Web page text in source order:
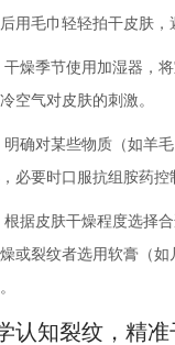
用毛巾轻轻拍干皮肤，
干燥季节使用加湿器，
空气对皮肤的刺激。
明确对某些物质（如羊
必要时口服抗组胺药控
根据皮肤干燥程度选择
或裂纹者选用软膏（
认知裂纹，精准